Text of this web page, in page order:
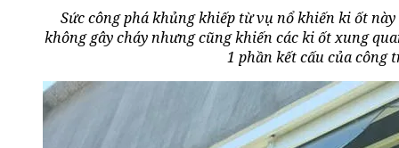
Sức công phá khủng khiếp từ vụ nổ khiến ki ốt
không gây cháy nhưng cũng khiến các ki ốt xung
1 phần kết cấu của công